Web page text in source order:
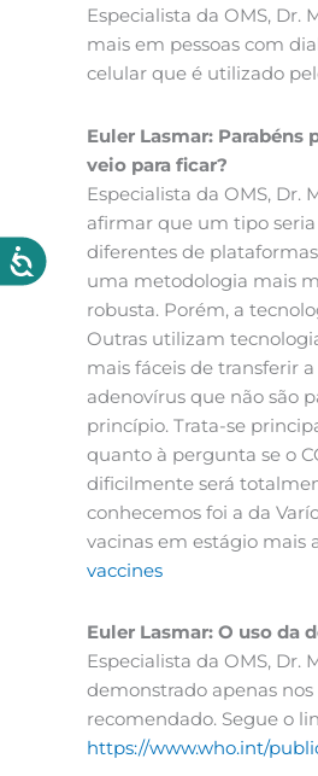
Especialista da OMS, Dr.
mais em pessoas com
celular que é utilizado
Euler Lasmar:
veio para ficar?
Especialista da OMS,
afirmar que um tipo
diferentes de
uma metodologia mais
robusta. Porém, a
Outras utilizam
mais fáceis de transferir
adenovírus que não são
princípio. Trata-se
quanto à pergunta se o
dificilmente será
conhecemos foi a da
vacinas em estágio mais
vaccines
Euler Lasmar: O uso da
Especialista da OMS,
demonstrado apenas
recomendado. Segue o
https://www.who.int/